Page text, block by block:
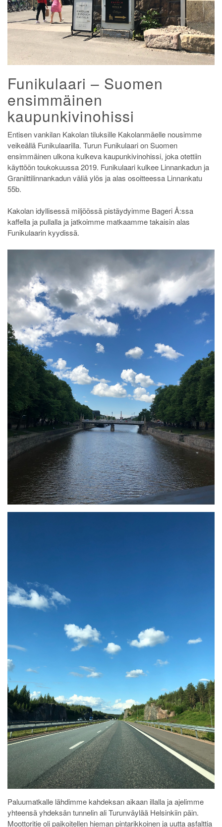
Funikulaari – Suomen
ensimmäinen
kaupunkivinohissi
Entisen vankilan Kakolan tiluksille Kakolanmäelle nousimme
veikeällä Funikulaarilla. Turun Funikulaari on Suomen
ensimmäinen ulkona kulkeva kaupunkivinohissi, joka otettiin
käyttöön toukokuussa 2019. Funikulaari kulkee Linnankadun ja
Graniittilinnankadun väliä ylös ja alas osoitteessa Linnankatu
55b.
Kakolan idyllisessä miljöössä pistäydyimme Bageri Å:ssa
kaffella ja pullalla ja jatkoimme matkaamme takaisin alas
Funikulaarin kyydissä.
Paluumatkalle lähdimme kahdeksan aikaan illalla ja ajelimme
yhteensä yhdeksän tunnelin ali Turunväylää Helsinkiin päin.
Moottoritie oli paikoitellen hieman pintarikkoinen ja uutta asfalttia